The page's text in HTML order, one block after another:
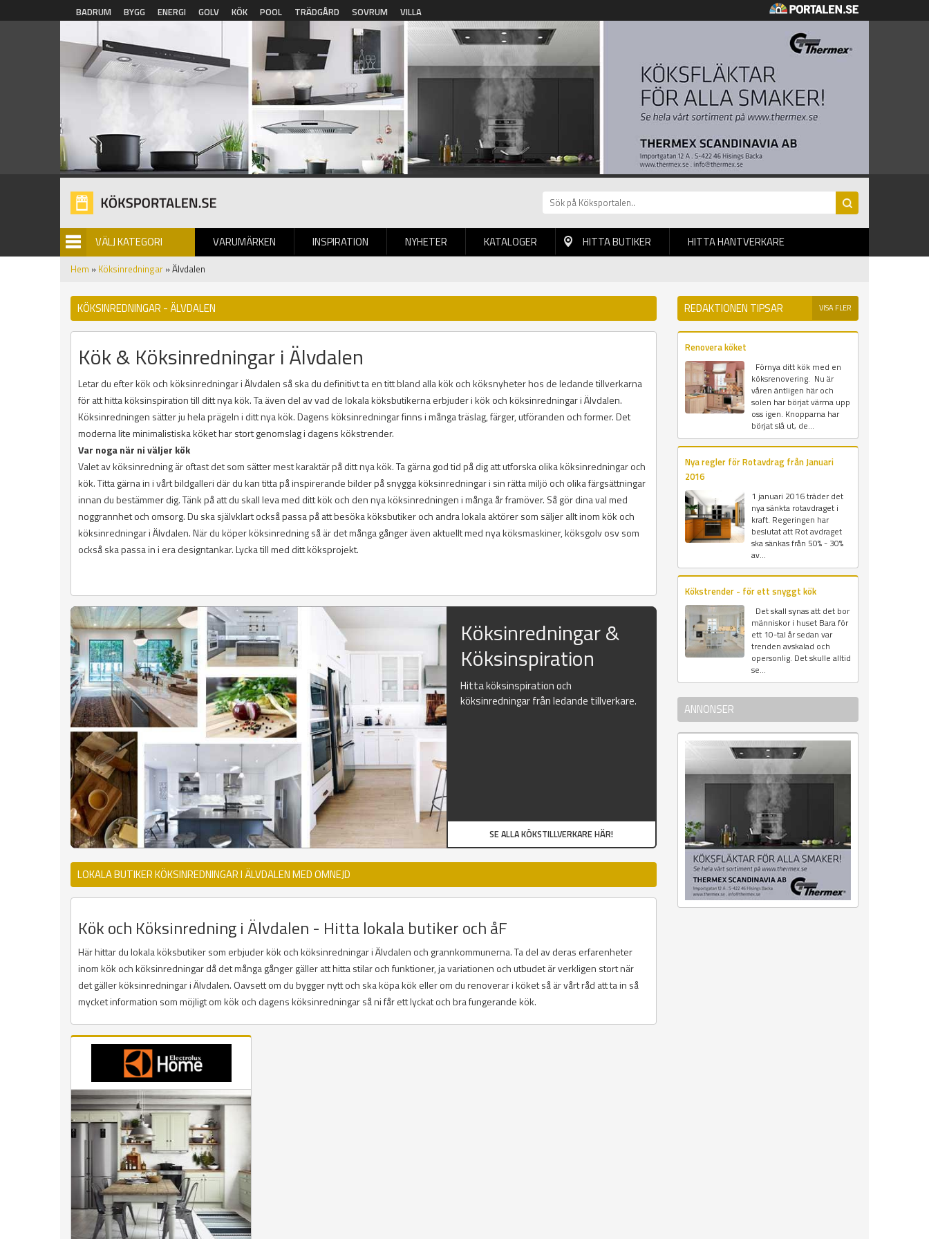
Hoppa till huvudinnehåll
BADRUM BYGG ENERGI GOLV KÖK POOL TRÄDGÅRD SOVRUM VILLA
VÄLJ KATEGORI VARUMÄRKEN INSPIRATION NYHETER
BILDGALLERI KATALOGER HITTA BUTIKER HITTA HANTVERKARE
Hem » Köksinredningar » Älvdalen
KÖKSINREDNINGAR - ÄLVDALEN
Kök & Köksinredningar i Älvdalen
Letar du efter kök och köksinredningar i Älvdalen så ska du definitivt ta en titt bland alla kök och köksnyheter hos de ledande tillverkarna
för att hitta köksinspiration till ditt nya kök. Ta även del av vad de lokala köksbutikerna erbjuder i kök och köksinredningar i Älvdalen.
Köksinredningen sätter ju hela prägeln i ditt nya kök. Dagens köksinredningar finns i många träslag, färger, utföranden och former. Det
moderna lite minimalistiska köket har stort genomslag i dagens kökstrender.
Var noga när ni väljer kök
Valet av köksinredning är oftast det som sätter mest karaktär på ditt nya kök. Ta gärna god tid på dig att utforska olika köksinredningar och
kök. Titta gärna in i vårt bildgalleri där du kan titta på inspirerande bilder på snygga köksinredningar i sin rätta miljö och olika färgsättningar
innan du bestämmer dig. Tänk på att du skall leva med ditt kök och den nya köksinredningen i många år framöver. Så gör dina val med
noggrannhet och omsorg. Du ska självklart också passa på att besöka köksbutiker och andra lokala aktörer som säljer allt inom kök och
köksinredningar i Älvdalen. När du köper köksinredning så är det många gånger även aktuellt med nya köksmaskiner, köksgolv osv som
också ska passa in i era designtankar. Lycka till med ditt köksprojekt.
Köksinredningar &
Köksinspiration
Hitta köksinspiration och
köksinredningar från ledande tillverkare.
SE ALLA KÖKSTILLVERKARE HÄR!
LOKALA BUTIKER KÖKSINREDNINGAR I ÄLVDALEN MED OMNEJD
Kök och Köksinredning i Älvdalen - Hitta lokala butiker och åF
Här hittar du lokala köksbutiker som erbjuder kök och köksinredningar i Älvdalen och grannkommunerna. Ta del av deras erfarenheter
inom kök och köksinredningar då det många gånger gäller att hitta stilar och funktioner, ja variationen och utbudet är verkligen stort när
det gäller köksinredningar i Älvdalen. Oavsett om du bygger nytt och ska köpa kök eller om du renoverar i köket så är vårt råd att ta in så
mycket information som möjligt om kök och dagens köksinredningar så ni får ett lyckat och bra fungerande kök.
REDAKTIONEN TIPSAR VISA FLER
Renovera köket
Förnya ditt kök med en
köksrenovering. Nu är
våren äntligen här och
solen har börjat värma upp
oss igen. Knopparna har
börjat slå ut, de...
Nya regler för Rotavdrag från Januari
2016
1 januari 2016 träder det
nya sänkta rotavdraget i
kraft. Regeringen har
beslutat att Rot avdraget
ska sänkas från 50% - 30%
av...
Kökstrender - för ett snyggt kök
Det skall synas att det bor
människor i huset Bara för
ett 10-tal år sedan var
trenden avskalad och
opersonlig. Det skulle alltid
se...
ANNONSER